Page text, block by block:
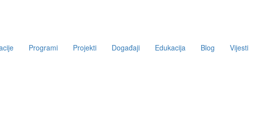
Programi Projekti Događaji Edukacija Blog Vijesti